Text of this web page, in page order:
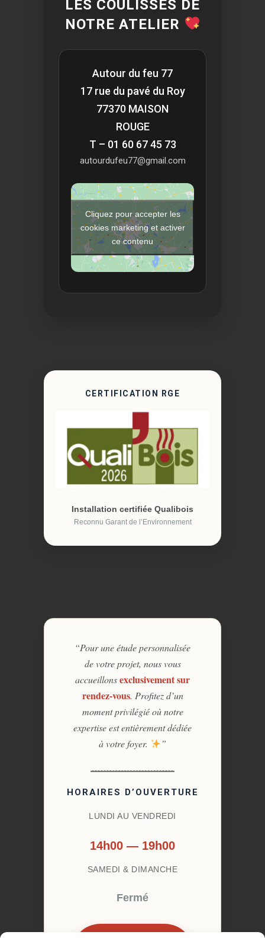
LES COULISSES DE
NOTRE ATELIER
Autour du feu 77
17 rue du pavé du Roy
77370 MAISON
ROUGE
T – 01 60 67 45 73
autourdufeu77@gmail.com
Cliquez pour accepter les
cookies marketing et activer
ce contenu
CERTIFICATION RGE
Installation certifiée Qualibois
Reconnu Garant de l’Environnement
“Pour une étude personnalisée
de votre projet, nous vous
accueillonsexclusivement sur
rendez-vous. Profitez d’un
moment privilégié où notre
expertise est entièrement dédiée
à votre foyer.
”
HORAIRES D’OUVERTURE
LUNDI AU VENDREDI
14h00 — 19h00
SAMEDI & DIMANCHE
Fermé